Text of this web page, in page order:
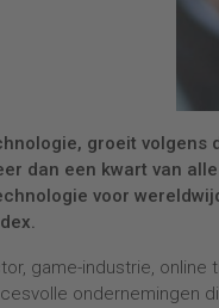
groeit
dan een kwart van
voor
game-industrie,
ondernemingen